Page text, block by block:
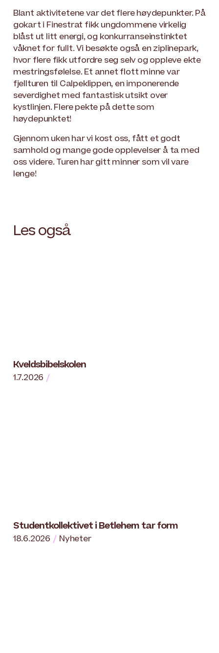
Blant aktivitetene var det flere høydepunkter. På
gokart i Finestrat fikk ungdommene virkelig
blåst ut litt energi, og konkurranseinstinktet
våknet for fullt. Vi besøkte også en ziplinepark,
hvor flere fikk utfordre seg selv og oppleve ekte
mestringsfølelse. Et annet flott minne var
fjellturen til Calpeklippen, en imponerende
severdighet med fantastisk utsikt over
kystlinjen. Flere pekte på dette som
høydepunktet!
Gjennom uken har vi kost oss, fått et godt
samhold og mange gode opplevelser å ta med
oss videre. Turen har gitt minner som vil vare
lenge!
Les også
Kveldsbibelskolen
1.7.2026
Studentkollektivet i Betlehem tar form
18.6.2026 Nyheter